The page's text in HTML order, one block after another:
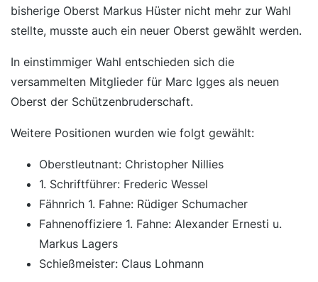
bisherige Oberst Markus Hüster nicht mehr zur Wahl
stellte, musste auch ein neuer Oberst gewählt werden.
In einstimmiger Wahl entschieden sich die
versammelten Mitglieder für Marc Igges als neuen
Oberst der Schützenbruderschaft.
Weitere Positionen wurden wie folgt gewählt:
Oberstleutnant: Christopher Nillies
1. Schriftführer: Frederic Wessel
Fähnrich 1. Fahne: Rüdiger Schumacher
Fahnenoffiziere 1. Fahne: Alexander Ernesti u.
Markus Lagers
Schießmeister: Claus Lohmann